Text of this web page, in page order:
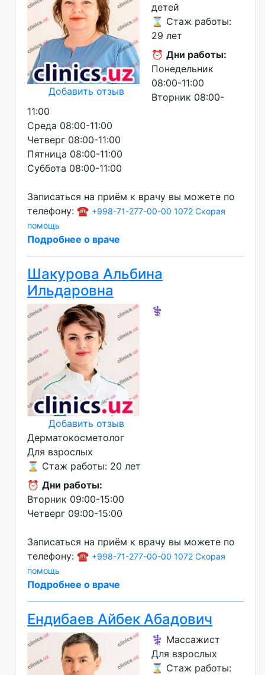
Добавить отзыв
детей
⌛ Стаж работы:
29 лет
⏰ Дни работы:
Понедельник
08:00-11:00
Вторник 08:00-
11:00
Среда 08:00-11:00
Четверг 08:00-11:00
Пятница 08:00-11:00
Суббота 08:00-11:00
Записаться на приём к врачу вы можете по
телефону: ☎️ +998-71-277-00-00 1072 Скорая
помощь
Подробнее о враче
Шакурова Альбина
Ильдаровна
Добавить отзыв
⚕️
Дерматокосметолог
Для взрослых
⌛ Стаж работы: 20 лет
⏰ Дни работы:
Вторник 09:00-15:00
Четверг 09:00-15:00
Записаться на приём к врачу вы можете по
телефону: ☎️ +998-71-277-00-00 1072 Скорая
помощь
Подробнее о враче
Ендибаев Айбек Абадович
⚕️ Массажист
Для взрослых
⌛ Стаж работы: